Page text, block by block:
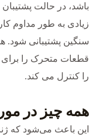
باشد، در حالت
زیادی به طور مداوم
سنگین پشتیبانی شود.
قطعات متحرک را برای
را کنترل می کند.
همه چیز در
این باعث می‌شود که